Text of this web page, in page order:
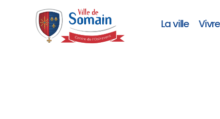
La ville